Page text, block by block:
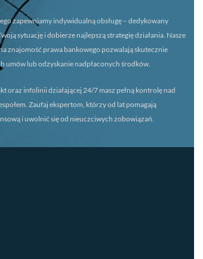
zapewniamyindywidualną obsługę – dedykowany
sytuację i dobierze najlepszą strategię działania. Nasze
znajomość prawa bankowego pozwalają skutecznie
umów lub odzyskanie nadpłaconych środków.
oraz infolinii działającej 24/7 masz pełną kontrolę nad
Zaufaj ekspertom, którzy od lat pomagają
i uwolnić się od nieuczciwych zobowiązań.